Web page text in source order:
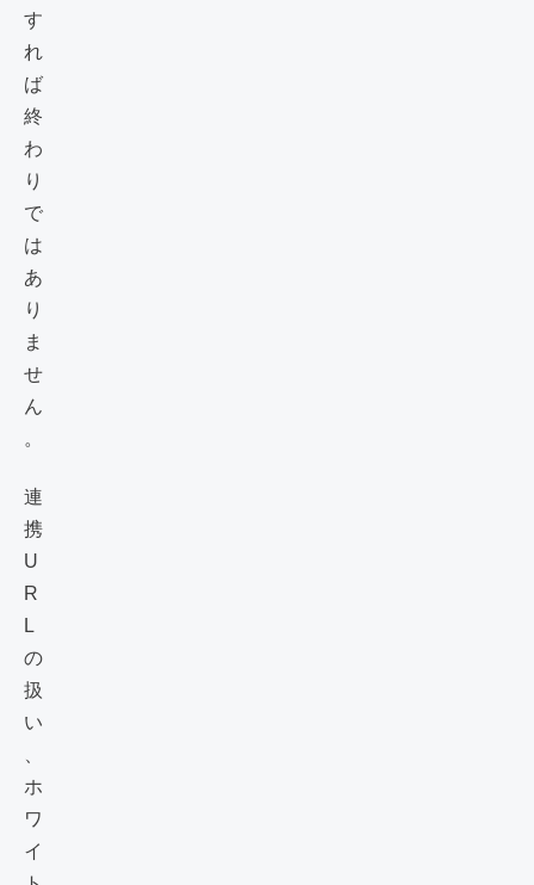
す
れ
ば
終
わ
り
で
は
あ
り
ま
せ
ん
。
連
携
U
R
L
の
扱
い
、
ホ
ワ
イ